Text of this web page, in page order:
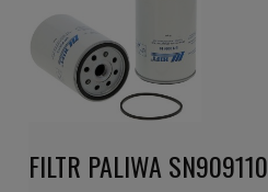
FILTR PALIWA SN909110